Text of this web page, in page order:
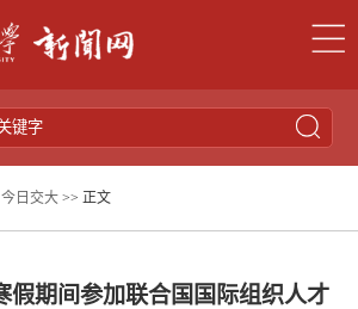
今日交大 >> 正文
假期间参加联合国国际组织人才